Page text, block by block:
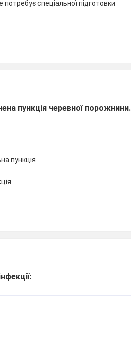
спеціальної підготовки
пункція черевної порожнини.
пункція